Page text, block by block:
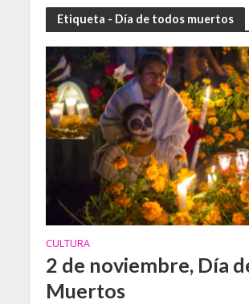
Etiqueta - Día de todos muertos
CULTURA
2 de noviembre, Día
Muertos